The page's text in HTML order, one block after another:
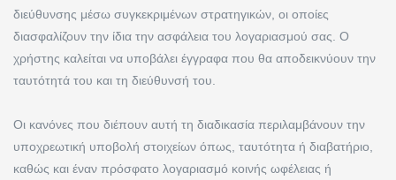
διεύθυνσης μέσω συγκεκριμένων στρατηγικών, οι οποίες
διασφαλίζουν την ίδια την ασφάλεια του λογαριασμού σας. Ο
χρήστης καλείται να υποβάλει έγγραφα που θα αποδεικνύουν την
ταυτότητά του και τη διεύθυνσή του.
Οι κανόνες που διέπουν αυτή τη διαδικασία περιλαμβάνουν την
υποχρεωτική υποβολή στοιχείων όπως, ταυτότητα ή διαβατήριο,
καθώς και έναν πρόσφατο λογαριασμό κοινής ωφέλειας ή